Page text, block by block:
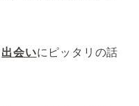
出会いにピッタリの話